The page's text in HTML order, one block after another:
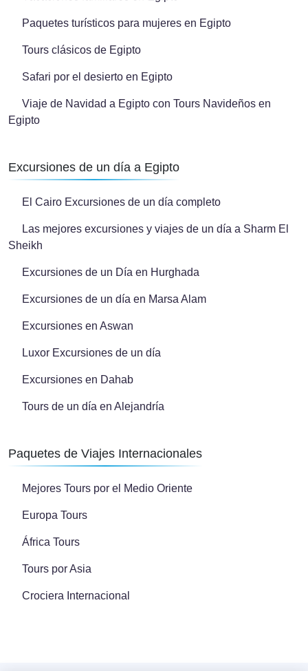
Paquetes turísticos para mujeres en Egipto
Tours clásicos de Egipto
Safari por el desierto en Egipto
Viaje de Navidad a Egipto con Tours Navideños en
Egipto
Excursiones de un día a Egipto
El Cairo Excursiones de un día completo
Las mejores excursiones y viajes de un día a Sharm El
Sheikh
Excursiones de un Día en Hurghada
Excursiones de un día en Marsa Alam
Excursiones en Aswan
Luxor Excursiones de un día
Excursiones en Dahab
Tours de un día en Alejandría
Paquetes de Viajes Internacionales
Mejores Tours por el Medio Oriente
Europa Tours
África Tours
Tours por Asia
Crociera Internacional